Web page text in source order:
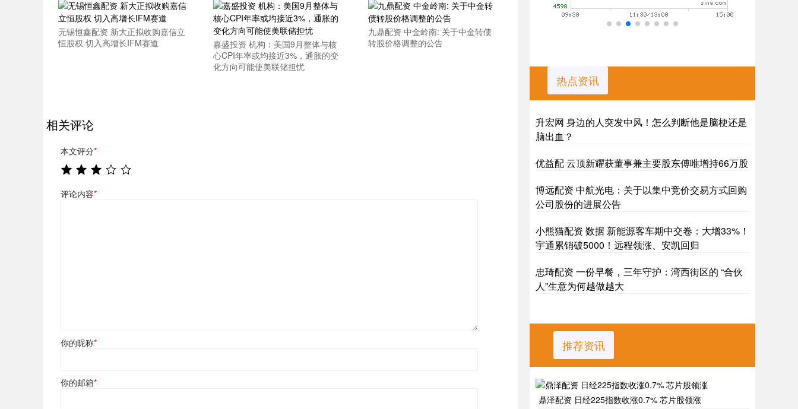
无锡恒鑫配资 新大正拟收购嘉信立
恒股权 切入高增长IFM赛道
嘉盛投资 机构：美国9月整体与核
心CPI年率或均接近3%，通胀的变
化方向可能使美联储担忧
九鼎配资 中金岭南: 关于中金转债
转股价格调整的公告
相关评论
本文评分*
评论内容*
你的昵称*
你的邮箱*
热点资讯
升宏网 身边的人突发中风！怎么判断他是脑梗还是
脑出血？
优益配 云顶新耀获董事兼主要股东傅唯增持66万股
博远配资 中航光电：关于以集中竞价交易方式回购
公司股份的进展公告
小熊猫配资 数据 新能源客车期中交卷：大增33%！
宇通累销破5000！远程领涨、安凯回归
忠琦配资 一份早餐，三年守护：湾西街区的 “合伙
人”生意为何越做越大
推荐资讯
鼎泽配资 日经225指数收涨0.7% 芯片股领涨